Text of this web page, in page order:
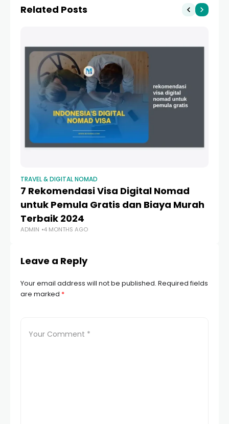
Related Posts
TRAVEL & DIGITAL NOMAD
7 Rekomendasi Visa Digital Nomad
untuk Pemula Gratis dan Biaya Murah
Terbaik 2024
ADMIN 4 MONTHS AGO
Leave a Reply
Your email address will not be published. Required fields
are marked *